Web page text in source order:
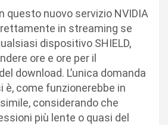
questo nuovo servizio NVIDIA
in streaming se
dispositivo SHIELD,
ore e ore per il
download. L’unica domanda
è, come funzionerebbe in
considerando che
più lente o quasi del